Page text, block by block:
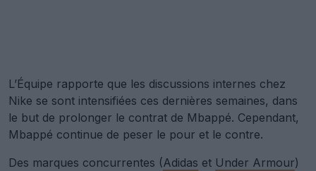
L’Équipe rapporte que les discussions internes chez
Nike se sont intensifiées ces dernières semaines, dans
le but de prolonger le contrat de Mbappé. Cependant,
Mbappé continue de peser le pour et le contre.
Des marques concurrentes (Adidas et Under Armour)